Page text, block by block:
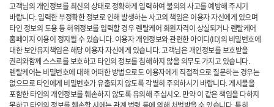
고객님의 개인정보를 최신의 상태로 정확하게 입력하여 불의의 사고를 예방해 주시기
바랍니다. 입력한 부정확한 정보로 인해 발생하는 사고의 책임은 이용자 자신에게 있으며
타인 정보의 도용 등 허위정보를 입력할 경우 렌탈케어 회원자격이 상실되거나 렌탈케어
홈페이지 이용이 정지될 수 있습니다. 이용자 개인정보와 관련한 아이디(ID)의 비밀번호에
대한 보안유지책임은 해당 이용자 자신에게 있습니다. 고객님은 개인정보를 보호받을
권리와함께 스스로를 보호하고 타인의 정보를 침해하지 않을 의무도 가지고 있습니다.
렌탈케어는 비밀번호에 대해 어떠한 방법으로도 이용자에게 직접적으로 질문하는 경우는
없으므로 타인에게 비밀번호가 유출되지 않도록 각별히 주의하시기 바랍니다. 게시물을
포함한 타인의 개인정보를 훼손하지 않도록 유의해 주십시오. 만약 이 같은 책임을 다하지